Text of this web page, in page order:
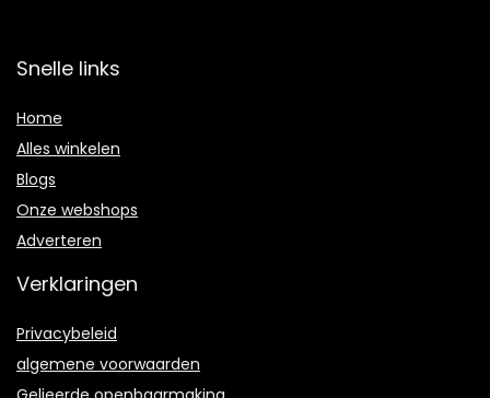
Snelle links
Home
Alles winkelen
Blogs
Onze webshops
Adverteren
Verklaringen
Privacybeleid
algemene voorwaarden